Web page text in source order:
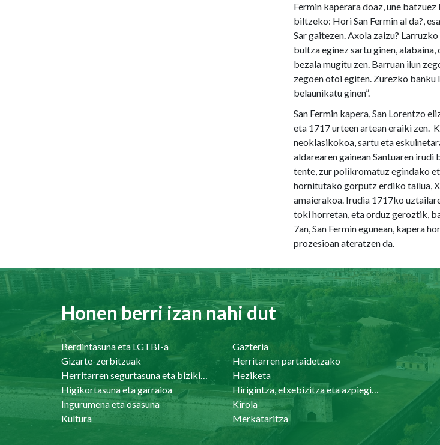
Fermin kaperara doaz, une
biltzeko: Hori San Fermin al da?,
Sar gaitezen. Axola zaizu?
bultza eginez sartu ginen,
bezala mugitu zen. Barruan ilun
zegoen otoi egiten. Zurezko banku
belaunikatu ginen”.
San Fermin kapera, San Lorentzo
eta 1717 urteen artean eraiki zen.
neoklasikokoa, sartu eta
aldarearen gainean Santuaren irudi
tente, zur polikromatuz egindako
hornitutako gorputz erdiko tailua,
amaierakoa. Irudia 1717ko
toki horretan, eta orduz geroztik,
7an, San Fermin egunean, kapera
prozesioan ateratzen da.
Honen berri izan nahi dut
Berdintasuna eta LGTBI-a
Gazteria
Gizarte-zerbitzuak
Herritarren partaidetzako
Herritarren segurtasuna eta bizikidetasuna
Heziketa
Higikortasuna eta garraioa
Hirigintza, etxebizitza eta azpiegiturak
Ingurumena eta osasuna
Kirola
Kultura
Merkataritza